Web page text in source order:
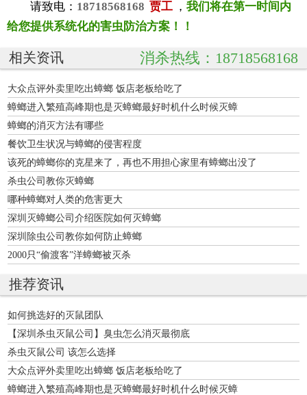
请致电： 18718568168 贾工 ， 我们将在第一时间内
给您提供系统化的害虫防治方案！！
相关资讯 消杀热线：18718568168
大众点评外卖里吃出蟑螂 饭店老板给吃了
蟑螂进入繁殖高峰期也是灭蟑螂最好时机什么时候灭蟑
蟑螂的消灭方法有哪些
餐饮卫生状况与蟑螂的侵害程度
该死的蟑螂你的克星来了，再也不用担心家里有蟑螂出没了
杀虫公司教你灭蟑螂
哪种蟑螂对人类的危害更大
深圳灭蟑螂公司介绍医院如何灭蟑螂
深圳除虫公司教你如何防止蟑螂
2000只“偷渡客”洋蟑螂被灭杀
推荐资讯
如何挑选好的灭鼠团队
【深圳杀虫灭鼠公司】臭虫怎么消灭最彻底
杀虫灭鼠公司 该怎么选择
大众点评外卖里吃出蟑螂 饭店老板给吃了
蟑螂进入繁殖高峰期也是灭蟑螂最好时机什么时候灭蟑